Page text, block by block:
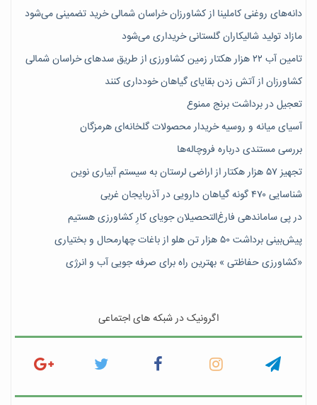
دانه‌های روغنی کاملینا از کشاورزان خراسان شمالی خرید تضمینی می‌شود
مازاد تولید شالیکاران گلستانی خریداری می‌شود
تامین آب ۲۲ هزار هکتار زمین کشاورزی از طریق سدهای خراسان شمالی
کشاورزان از آتش زدن بقایای گیاهان خودداری کنند
تعجیل در برداشت برنج ممنوع
آسیای میانه و روسیه خریدار محصولات گلخانه‌ای هرمزگان
بررسی مستندی درباره فروچاله‌ها
تجهیز ۵۷ هزار هکتار از اراضی لرستان به سیستم آبیاری نوین
شناسایی ۴۷٠ گونه گیاهان دارویی در آذربایجان غربی
در پی ساماندهی فارغ‌التحصیلان جویای کارِ کشاورزی هستیم
پیش‎‌بینی برداشت ۵۰ هزار تن هلو از باغات چهارمحال و بختیاری
«کشاورزی حفاظتی » بهترین راه برای صرفه جویی آب و انرژی
اگرونیک در شبکه های اجتماعی